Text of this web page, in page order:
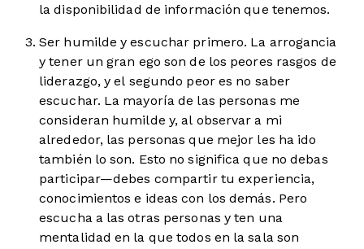
la disponibilidad de información que tenemos.
Ser humilde y escuchar primero. La arrogancia
y tener un gran ego son de los peores rasgos de
liderazgo, y el segundo peor es no saber
escuchar. La mayoría de las personas me
consideran humilde y, al observar a mi
alrededor, las personas que mejor les ha ido
también lo son. Esto no significa que no debas
participar—debes compartir tu experiencia,
conocimientos e ideas con los demás. Pero
escucha a las otras personas y ten una
mentalidad en la que todos en la sala son